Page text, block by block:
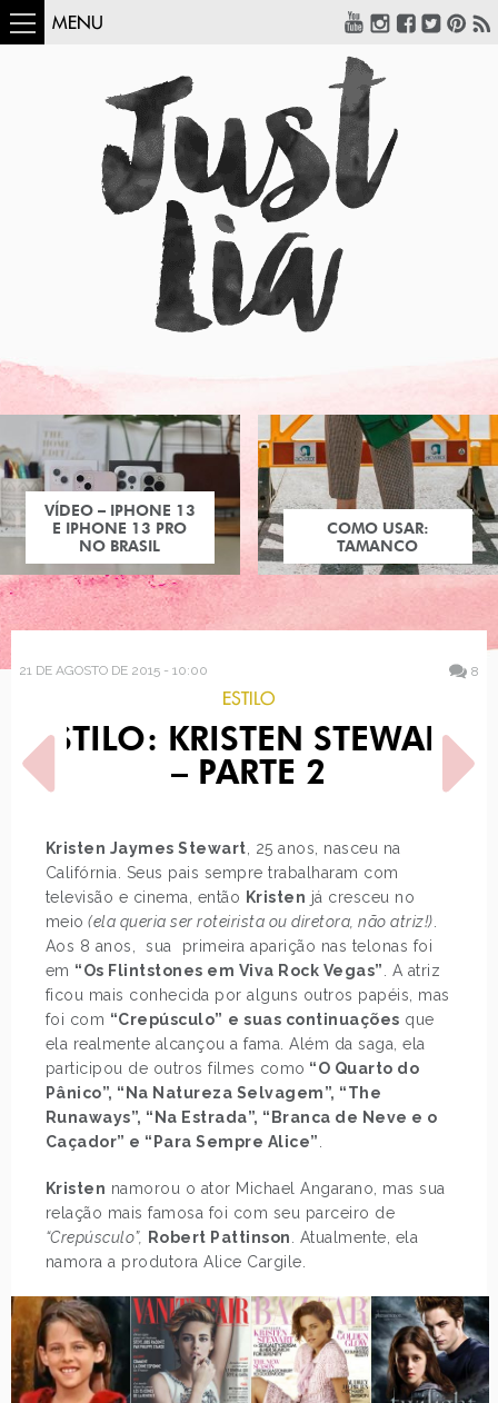
MENU
COMO USAR:
TAMANCO
21 DE AGOSTO DE 2015 - 10:00 8
ESTILO
ESTILO: KRISTEN STEWART
– PARTE 2
Kristen Jaymes Stewart , 25 anos, nasceu na
Califórnia. Seus pais sempre trabalharam com
televisão e cinema, então Kristen já cresceu no
meio (ela queria ser roteirista ou diretora, não atriz!)
Aos 8 anos, sua primeira aparição nas telonas foi
em “Os Flintstones em Viva Rock Vegas”
. A atriz
ficou mais conhecida por alguns outros papéis, mas
foi com “Crepúsculo” e suas continuações que
ela realmente alcançou a fama. Além da saga, ela
participou de outros filmes como “O Quarto do
Pânico”, “Na Natureza Selvagem”, “The
Runaways”, “Na Estrada”, “Branca de Neve e o
Caçador” e “Para Sempre Alice”
Kristen namorou o ator Michael Angarano, mas sua
relação mais famosa foi com seu parceiro de
“Crepúsculo”,
Robert Pattinson
. Atualmente, ela
namora a produtora Alice Cargile.
POST ANTERIOR
AS ILUSTRAÇÕES DE MODA
DE MAËLLE RAJOELISOLO
PRÓXIMO POST
LOOK DO DIA: SANDÁLIA
COLORIDA